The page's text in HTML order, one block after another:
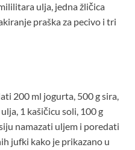
ulja, jedna žličica
praška za pecivo i tri
200 ml jogurta, 500 g sira,
1 kašičicu soli, 100 g
namazati uljem i poredati
jufki kako je prikazano u